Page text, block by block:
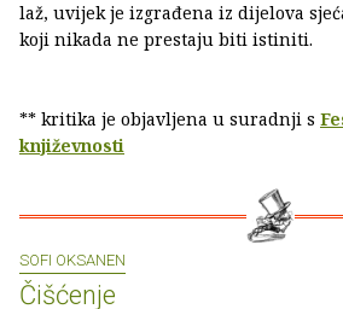
laž, uvijek je izgrađena iz dijelova
koji nikada ne prestaju biti istiniti.
** kritika je objavljena u suradnji s
književnosti
SOFI OKSANEN
Čišćenje